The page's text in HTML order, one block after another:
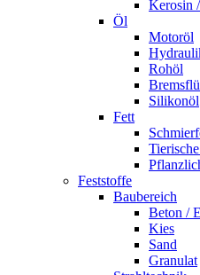
Kerosin
Öl
Motoröl
Rohöl
Silikonöl
Fett
Feststoffe
Baubereich
Beton /
Kies
Sand
Granulat